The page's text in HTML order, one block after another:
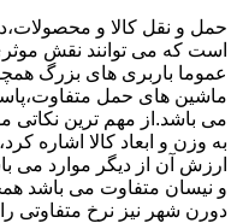
حمل و نقل کالا و
است که می توانند نقش
عموما باربری های بزرگ
ماشین های حمل
می باشد.از مهم ترین نکاتی
به وزن و ابعاد کالا اشاره
ارزش آن از دیگر موارد می
و نیسان متفاوت می باشد
دورن شهر نیز نرخ متفاوتی